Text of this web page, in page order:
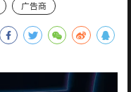
广告商